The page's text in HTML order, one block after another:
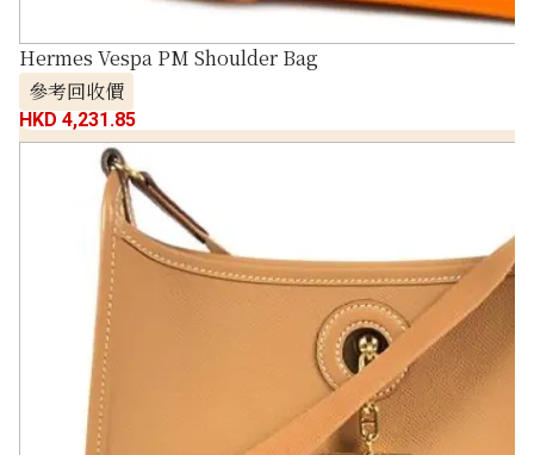
Hermes Vespa PM Shoulder Bag
參考回收價
HKD 4,231.85